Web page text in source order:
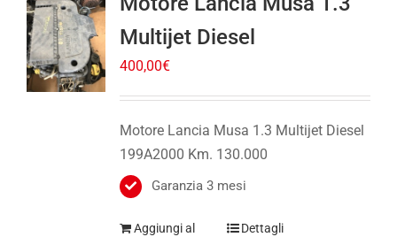
Multijet Diesel
400,00€
Motore Lancia Musa 1.3 Multijet Diesel
199A2000 Km. 130.000
Garanzia 3 mesi
Aggiungi al
Dettagli